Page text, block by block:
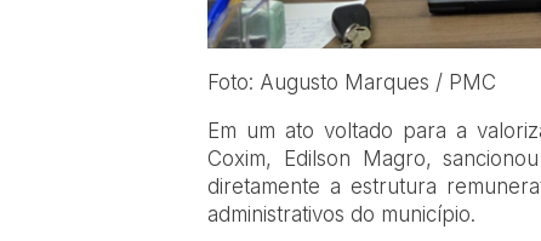
Foto: Augusto Marques / PMC
Em um ato voltado para a
Coxim, Edilson Magro,
diretamente a estrutura
administrativos do município.